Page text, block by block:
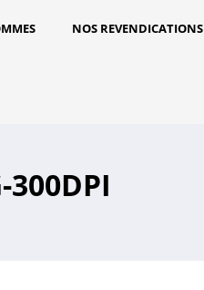
NOS REVENDICATIONS
300DPI